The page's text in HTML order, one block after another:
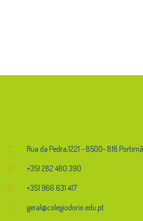
Rua da Pedra,1221 - 8500- 818
+351 282 480 390
+351 966 631 417
geral@colegiodorio.edu.pt